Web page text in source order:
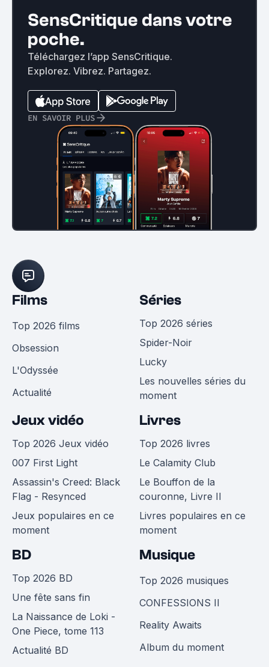
SensCritique dans votre
poche.
Téléchargez l’app SensCritique.
Explorez. Vibrez. Partagez.
EN SAVOIR PLUS
Films
Top 2026 films
Obsession
L'Odyssée
Actualité
Séries
Top 2026 séries
Spider-Noir
Lucky
Les nouvelles séries du
moment
Jeux vidéo
Top 2026 Jeux vidéo
007 First Light
Assassin's Creed: Black
Flag - Resynced
Jeux populaires en ce
moment
Livres
Top 2026 livres
Le Calamity Club
Le Bouffon de la
couronne, Livre II
Livres populaires en ce
moment
BD
Top 2026 BD
Une fête sans fin
La Naissance de Loki -
One Piece, tome 113
Actualité BD
Musique
Top 2026 musiques
CONFESSIONS II
Reality Awaits
Album du moment